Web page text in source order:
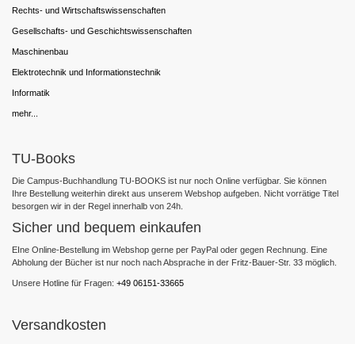
Rechts- und Wirtschaftswissenschaften
Gesellschafts- und Geschichtswissenschaften
Maschinenbau
Elektrotechnik und Informationstechnik
Informatik
mehr...
TU-Books
Die Campus-Buchhandlung TU-BOOKS ist nur noch Online verfügbar. Sie können
Ihre Bestellung weiterhin direkt aus unserem Webshop aufgeben. Nicht vorrätige Titel
besorgen wir in der Regel innerhalb von 24h.
Sicher und bequem einkaufen
EIne Online-Bestellung im Webshop gerne per PayPal oder gegen Rechnung. Eine
Abholung der Bücher ist nur noch nach Absprache in der Fritz-Bauer-Str. 33 möglich.
Unsere Hotline für Fragen: +49 06151-33665
Versandkosten